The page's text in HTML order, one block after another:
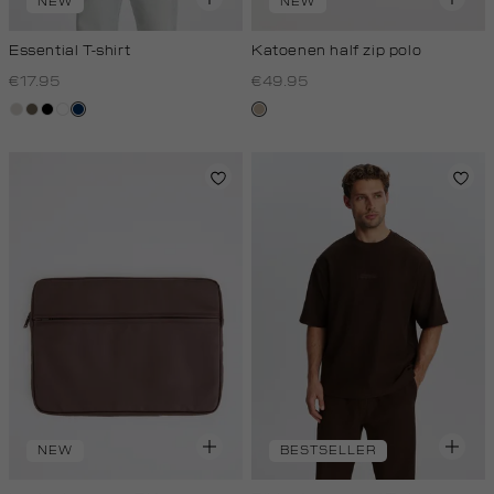
Essential T-shirt
€17.95
taupe,
lichtbruin
zwart
witdonkerblauw
Katoenen half zip polo
€49.95
kit,
NEW BESTSELLER